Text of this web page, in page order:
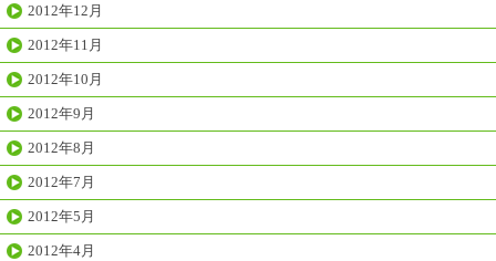
2012年12月
2012年11月
2012年10月
2012年9月
2012年8月
2012年7月
2012年5月
2012年4月